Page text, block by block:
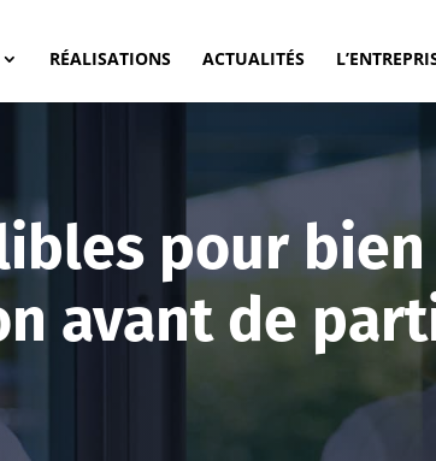
RÉALISATIONS ACTUALITÉS
pour bien
avant de